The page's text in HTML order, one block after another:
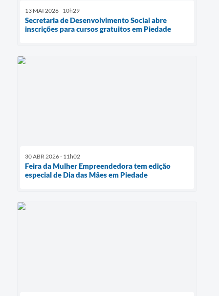
13 MAI 2026 - 10h29
Secretaria de Desenvolvimento Social abre
inscrições para cursos gratuitos em Piedade
30 ABR 2026 - 11h02
Feira da Mulher Empreendedora tem edição
especial de Dia das Mães em Piedade